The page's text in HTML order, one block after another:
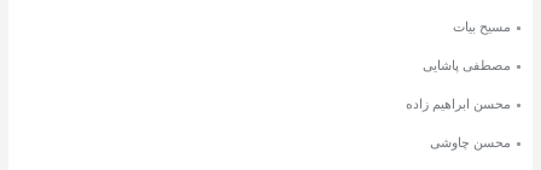
مسیح بیات
مصطفی پاشایی
محسن ابراهیم زاده
محسن چاوشی